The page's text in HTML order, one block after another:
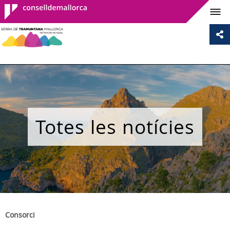
Consell de
Mallorca
Totes les notícies
Consorci